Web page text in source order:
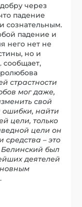
через
падение
сознательным.
падение и
него нет не
но и
страстности
мог даже,
свой
ошибки, найти
цели, только
цели он
средства – это
был
деятелей
.